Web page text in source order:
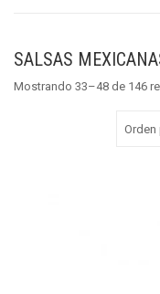
SALSAS
Mostrando 33–48 de 146